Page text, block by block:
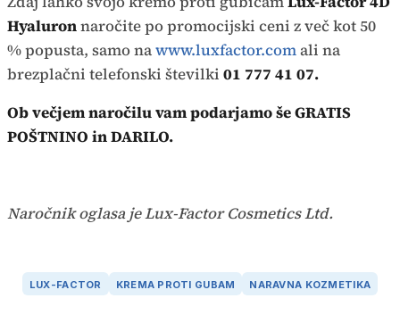
Hyaluronnaročite po promocijski ceni z več kot 50
% popusta, samo nawww.luxfactor.comali na
brezplačni telefonski številki 01 777 41 07.
Ob večjem naročilu vam podarjamo še GRATIS
POŠTNINO in DARILO.
Naročnik oglasa je Lux-Factor Cosmetics Ltd.
LUX-FACTOR KREMA PROTI GUBAM NARAVNA KOZMETIKA